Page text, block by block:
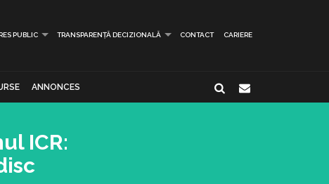
PUBLIC TRANSPARENȚĂ DECIZIONALĂ CONTACT CARIERE
ANNONCES
ICR: